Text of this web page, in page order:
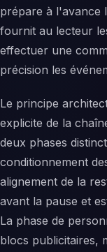
prépare à l'avance
fournit au lecteur
effectuer une
précision les
Le principe
explicite de la
deux phases
conditionnement
alignement de la
avant la pause et
La phase de
blocs publicitaires,